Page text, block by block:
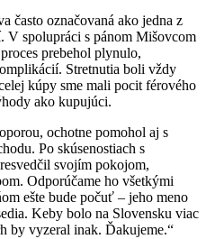
často označovaná ako jedna z
V spolupráci s pánom Mišovcom
prebehol plynulo,
Stretnutia boli vždy
kúpy sme mali pocit férového
ako kupujúci.
ochotne pomohol aj s
Po skúsenostiach s
svojím pokojom,
Odporúčame ho všetkými
ešte bude počuť – jeho meno
Keby bolo na Slovensku viac
by vyzeral inak. Ďakujeme.“